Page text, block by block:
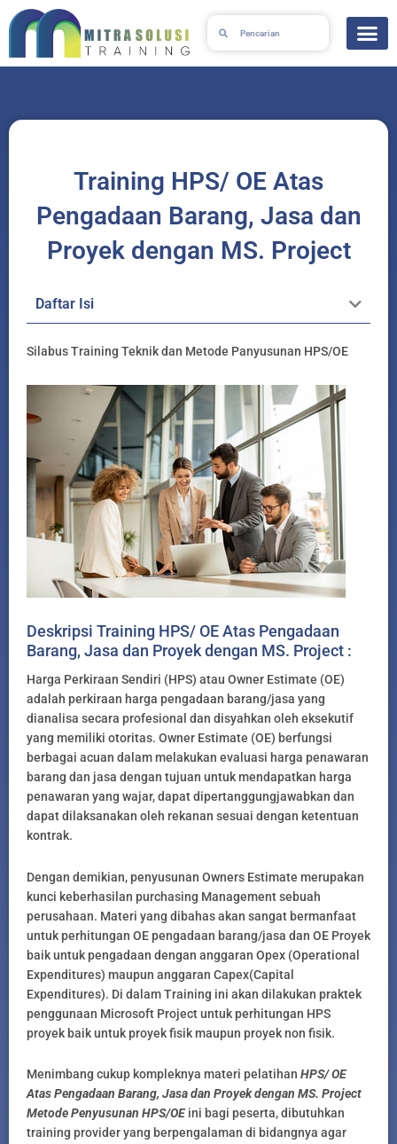
Skip
to
Training HPS/ OE Atas
Pengadaan Barang, Jasa dan
Proyek dengan MS. Project
Daftar Isi
Silabus Training Teknik dan Metode Panyusunan HPS/OE
Deskripsi Training HPS/ OE Atas Pengadaan
Barang, Jasa dan Proyek dengan MS. Project :
Harga Perkiraan Sendiri (HPS) atau Owner Estimate (OE)
adalah perkiraan harga pengadaan barang/jasa yang
dianalisa secara profesional dan disyahkan oleh eksekutif
yang memiliki otoritas. Owner Estimate (OE) berfungsi
berbagai acuan dalam melakukan evaluasi harga penawaran
barang dan jasa dengan tujuan untuk mendapatkan harga
penawaran yang wajar, dapat dipertanggungjawabkan dan
dapat dilaksanakan oleh rekanan sesuai dengan ketentuan
kontrak.
Dengan demikian, penyusunan Owners Estimate merupakan
kunci keberhasilan purchasing Management sebuah
perusahaan. Materi yang dibahas akan sangat bermanfaat
untuk perhitungan OE pengadaan barang/jasa dan OE Proyek
baik untuk pengadaan dengan anggaran Opex (Operational
Expenditures) maupun anggaran Capex(Capital
Expenditures). Di dalam Training ini akan dilakukan praktek
penggunaan Microsoft Project untuk perhitungan HPS
proyek baik untuk proyek fisik maupun proyek non fisik.
Menimbang cukup kompleknya materi pelatihan HPS/ OE
Atas Pengadaan Barang, Jasa dan Proyek dengan MS. Project
Metode Penyusunan HPS/OEini bagi peserta, dibutuhkan
training provider yang berpengalaman di bidangnya agar